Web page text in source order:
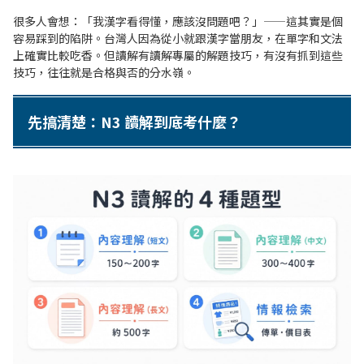
很多人會想：「我漢字看得懂，應該沒問題吧？」——這其實是個
容易踩到的陷阱。台灣人因為從小就跟漢字當朋友，在單字和文法
上確實比較吃香。但讀解有讀解專屬的解題技巧，有沒有抓到這些
技巧，往往就是合格與否的分水嶺。
先搞清楚：N3 讀解到底考什麼？